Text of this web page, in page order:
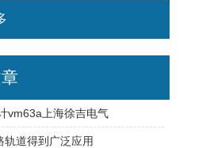
vm63a上海徐吉电气
轨道得到广泛应用